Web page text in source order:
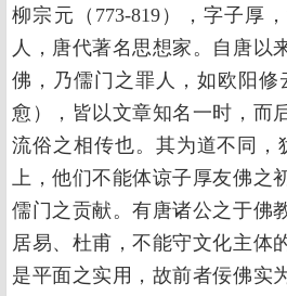
柳宗元（773-819），字子厚
人，唐代著名思想家。自唐以
佛，乃儒门之罪人，如欧阳修
愈），皆以文章知名一时，而
流俗之相传也。其为道不同，
上，他们不能体谅子厚友佛之
儒门之贡献。有唐诸公之于佛
居易、杜甫，不能守文化主体
是平面之实用，故前者佞佛实